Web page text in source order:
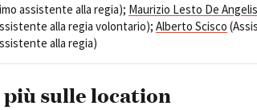
assistente alla regia); Maurizio Lesto De Angelis
alla regia volontario); Alberto Scisco
alla regia)
sulle location